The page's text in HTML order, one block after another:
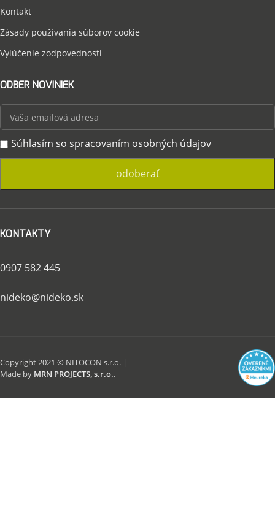
Kontakt
Zásady používania súborov cookie
Vylúčenie zodpovednosti
ODBER NOVINIEK
Súhlasím so spracovaním osobných údajov
KONTAKTY
0907 582 445
nideko@nideko.sk
Copyright 2021 © NITOCON s.r.o. |
Made by MRN PROJECTS, s.r.o..